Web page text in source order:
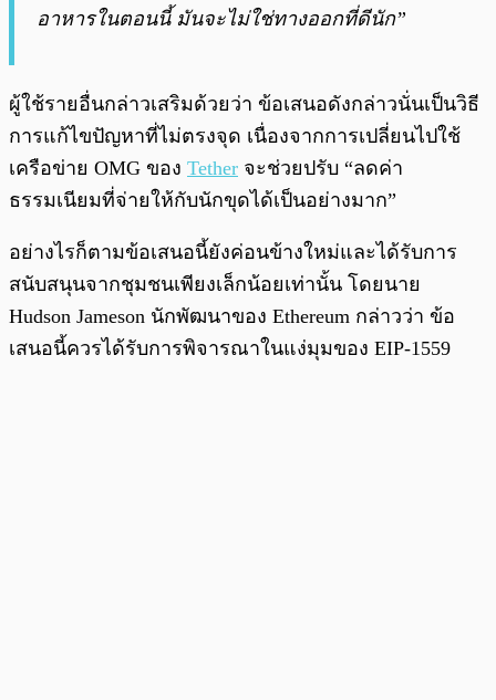
อาหารในตอนนี้ มันจะไม่ใช่ทางออกที่ดีนัก”
ผู้ใช้รายอื่นกล่าวเสริมด้วยว่า ข้อเสนอดังกล่าวนั่นเป็นวิธี
การแก้ไขปัญหาที่ไม่ตรงจุด เนื่องจากการเปลี่ยนไปใช้
เครือข่าย OMG ของ Tether จะช่วยปรับ “ลดค่า
ธรรมเนียมที่จ่ายให้กับนักขุดได้เป็นอย่างมาก”
อย่างไรก็ตามข้อเสนอนี้ยังค่อนข้างใหม่และได้รับการ
สนับสนุนจากชุมชนเพียงเล็กน้อยเท่านั้น โดยนาย
Hudson Jameson นักพัฒนาของ Ethereum กล่าวว่า ข้อ
เสนอนี้ควรได้รับการพิจารณาในแง่มุมของ EIP-1559